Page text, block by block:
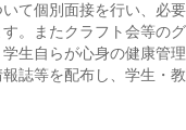
て個別面接を行い、必
。またクラフト会等の
生自らが心身の健康管
誌等を配布し、学生・